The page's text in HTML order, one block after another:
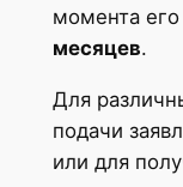
момента
месяцев.
Для
подачи
или для